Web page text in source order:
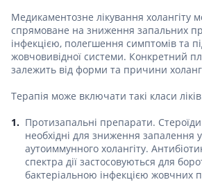
Медикаментозне лікування холангіту
спрямоване на зниження запальних
інфекцією, полегшення симптомів та
жовчовивідної системи. Конкретний
залежить від форми та причини
Терапія може включати такі класи
Протизапальні препарати.
необхідні для зниження запалення у
аутоиммунного холангіту.
спектра дії застосовуються для
бактеріальною інфекцією жовчних